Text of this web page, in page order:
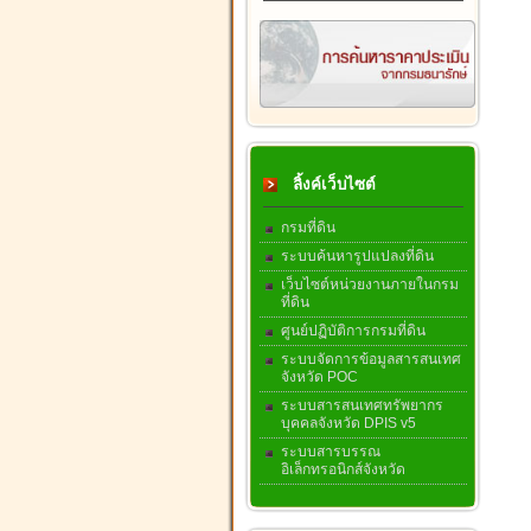
ลิ้งค์เว็บไซต์
กรมที่ดิน
ระบบค้นหารูปแปลงที่ดิน
เว็บไซต์หน่วยงานภายในกรม
ที่ดิน
ศูนย์ปฏิบัติการกรมที่ดิน
ระบบจัดการข้อมูลสารสนเทศ
จังหวัด POC
ระบบสารสนเทศทรัพยากร
บุคคลจังหวัด DPIS v5
ระบบสารบรรณ
อิเล็กทรอนิกส์จังหวัด